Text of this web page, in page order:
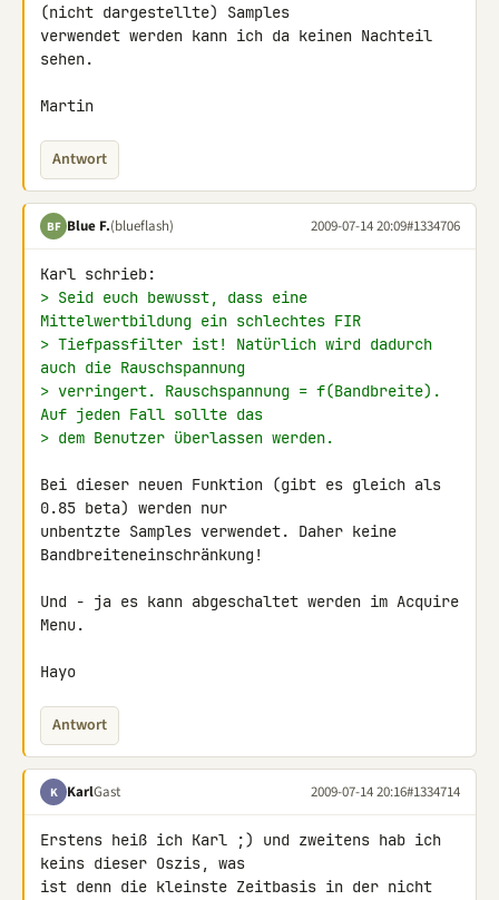
(nicht dargestellte) Samples
verwendet werden kann ich da keinen Nachteil
sehen.
Martin
Antwort
BF Blue F.(blueflash) 2009-07-14 20:09#1334706
> Seid euch bewusst, dass eine
Mittelwertbildung ein schlechtes FIR
> Tiefpassfilter ist! Natürlich wird dadurch
auch die Rauschspannung
> verringert. Rauschspannung = f(Bandbreite).
Auf jeden Fall sollte das
> dem Benutzer überlassen werden.
Bei dieser neuen Funktion (gibt es gleich als
0.85 beta) werden nur
unbentzte Samples verwendet. Daher keine
Bandbreiteneinschränkung!
Und - ja es kann abgeschaltet werden im Acquire
Menu.
Hayo
Antwort
K KarlGast 2009-07-14 20:16#1334714
Erstens heiß ich Karl ;) und zweitens hab ich
keins dieser Oszis, was
ist denn die kleinste Zeitbasis in der nicht